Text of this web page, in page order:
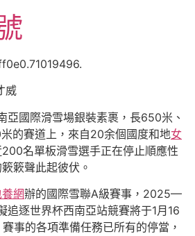
威
亞國際滑雪場銀裝素裹，長650米、
的賽道上，來自20余個國度和地女
名單板滑雪選手正在停止順應性
簌聲此起彼伏。
網辦的國際雪聯A級賽事，2025—
追逐世界杯西南亞站競賽將于1月16
事的各項準備任務已所有的停當，